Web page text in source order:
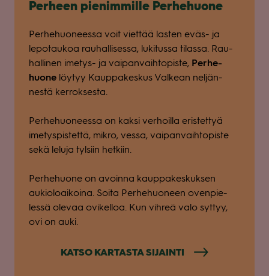
Per­heen pie­nim­mille Per­he­huone
Per­he­huo­neessa voit viet­tää las­ten eväs- ja
lepo­tau­koa rau­hal­li­sessa, luki­tussa tilassa. Rau­
hal­li­nen ime­tys- ja vai­pan­vaih­to­piste, Per­he­
huone löy­tyy Kaup­pa­kes­kus Val­kean nel­jän­
nestä ker­rok­sesta.
Per­he­huo­neessa on kaksi ver­hoilla eris­tet­tyä
ime­tys­pis­tettä, mikro, vessa, vai­pan­vaih­to­piste
sekä leluja tyl­siin het­kiin.
Per­he­huone on avoinna kaup­pa­kes­kuk­sen
aukio­loai­koina. Soita Per­he­huo­neen oven­pie­
lessä ole­vaa ovi­kel­loa. Kun vih­reä valo syt­tyy,
ovi on auki.
KATSO KAR­TASTA SIJAINTI